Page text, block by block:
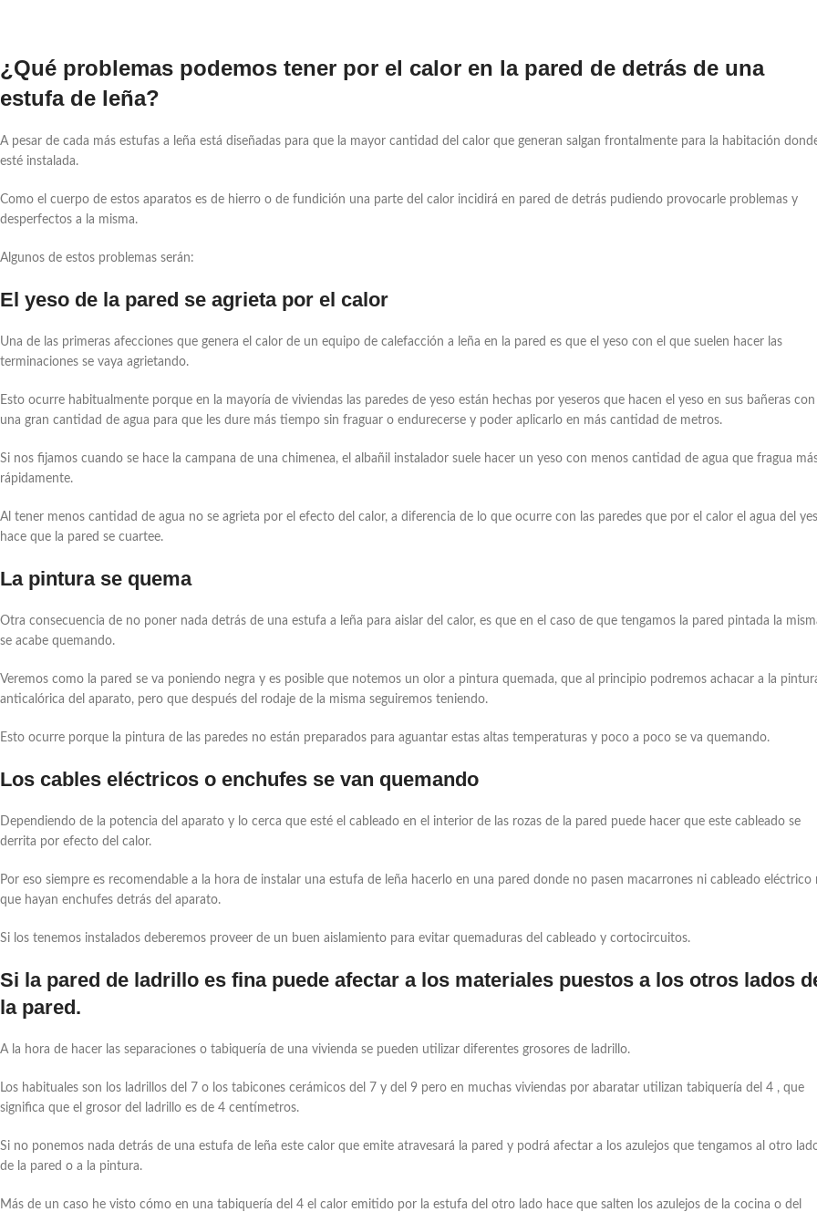
¿Qué problemas podemos tener por el calor en la pared de detrás de una
estufa de leña?
A pesar de cada más estufas a leña está diseñadas para que la mayor cantidad del calor que generan salgan frontalmente para la habitación
esté instalada.
Como el cuerpo de estos aparatos es de hierro o de fundición una parte del calor incidirá en pared de detrás pudiendo provocarle problemas y
desperfectos a la misma.
Algunos de estos problemas serán:
El yeso de la pared se agrieta por el calor
Una de las primeras afecciones que genera el calor de un equipo de calefacción a leña en la pared es que el yeso con el que suelen hacer las
terminaciones se vaya agrietando.
Esto ocurre habitualmente porque en la mayoría de viviendas las paredes de yeso están hechas por yeseros que hacen el yeso en sus bañeras con
una gran cantidad de agua para que les dure más tiempo sin fraguar o endurecerse y poder aplicarlo en más cantidad de metros.
Si nos fijamos cuando se hace la campana de una chimenea, el albañil instalador suele hacer un yeso con menos cantidad de agua que fragua
rápidamente.
Al tener menos cantidad de agua no se agrieta por el efecto del calor, a diferencia de lo que ocurre con las paredes que por el calor el agua del
hace que la pared se cuartee.
La pintura se quema
Otra consecuencia de no poner nada detrás de una estufa a leña para aislar del calor, es que en el caso de que tengamos la pared pintada la
se acabe quemando.
Veremos como la pared se va poniendo negra y es posible que notemos un olor a pintura quemada, que al principio podremos achacar a la
anticalórica del aparato, pero que después del rodaje de la misma seguiremos teniendo.
Esto ocurre porque la pintura de las paredes no están preparados para aguantar estas altas temperaturas y poco a poco se va quemando.
Los cables eléctricos o enchufes se van quemando
Dependiendo de la potencia del aparato y lo cerca que esté el cableado en el interior de las rozas de la pared puede hacer que este cableado se
derrita por efecto del calor.
Por eso siempre es recomendable a la hora de instalar una estufa de leña hacerlo en una pared donde no pasen macarrones ni cableado eléctrico
que hayan enchufes detrás del aparato.
Si los tenemos instalados deberemos proveer de un buen aislamiento para evitar quemaduras del cableado y cortocircuitos.
Si la pared de ladrillo es fina puede afectar a los materiales puestos a los otros lados
la pared.
A la hora de hacer las separaciones o tabiquería de una vivienda se pueden utilizar diferentes grosores de ladrillo.
Los habituales son los ladrillos del 7 o los tabicones cerámicos del 7 y del 9 pero en muchas viviendas por abaratar utilizan tabiquería del 4 , que
significa que el grosor del ladrillo es de 4 centímetros.
Si no ponemos nada detrás de una estufa de leña este calor que emite atravesará la pared y podrá afectar a los azulejos que tengamos al otro
de la pared o a la pintura.
Más de un caso he visto cómo en una tabiquería del 4 el calor emitido por la estufa del otro lado hace que salten los azulejos de la cocina o del